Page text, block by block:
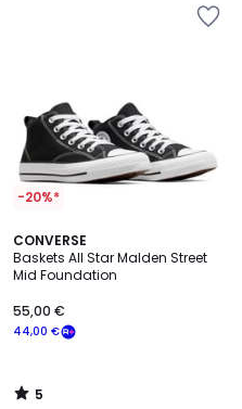
-20%*
CONVERSE
Baskets All Star Malden Street
Mid Foundation
44,00 €
55,00 €
5
/
5
5
/